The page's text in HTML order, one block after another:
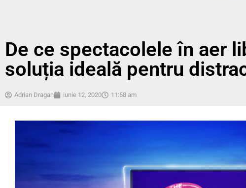
De ce spectacolele în aer
soluția ideală pentru
Adrian Dragan iunie 12, 2020 11:58 am